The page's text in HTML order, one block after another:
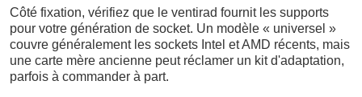
Côté fixation, vérifiez que le ventirad fournit les supports
pour votre génération de socket. Un modèle « universel »
couvre généralement les sockets Intel et AMD récents, mais
une carte mère ancienne peut réclamer un kit d'adaptation,
parfois à commander à part.